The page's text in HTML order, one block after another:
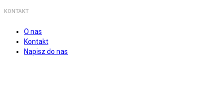
KONTAKT
O nas
Kontakt
Napisz do nas